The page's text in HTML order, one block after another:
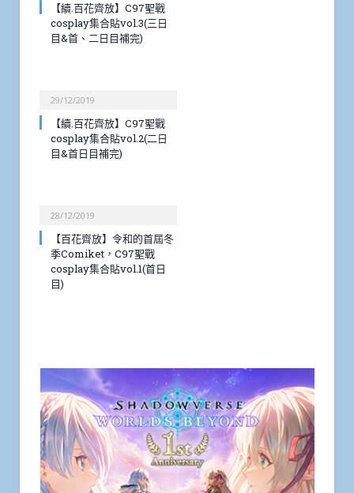
【續.百花齊放】C97聖戰
cosplay集合貼vol.3(三日
目&首、二日目補完)
29/12/2019
【續.百花齊放】C97聖戰
cosplay集合貼vol.2(二日
目&首日目補完)
28/12/2019
【百花齊放】令和的首屆冬
季Comiket，C97聖戰
cosplay集合貼vol.1(首日
目)